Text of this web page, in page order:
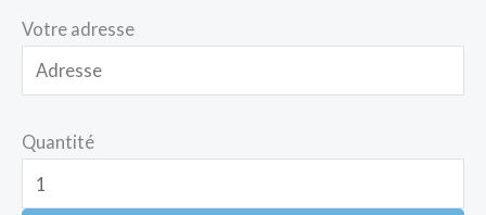
Votre adresse
Quantité